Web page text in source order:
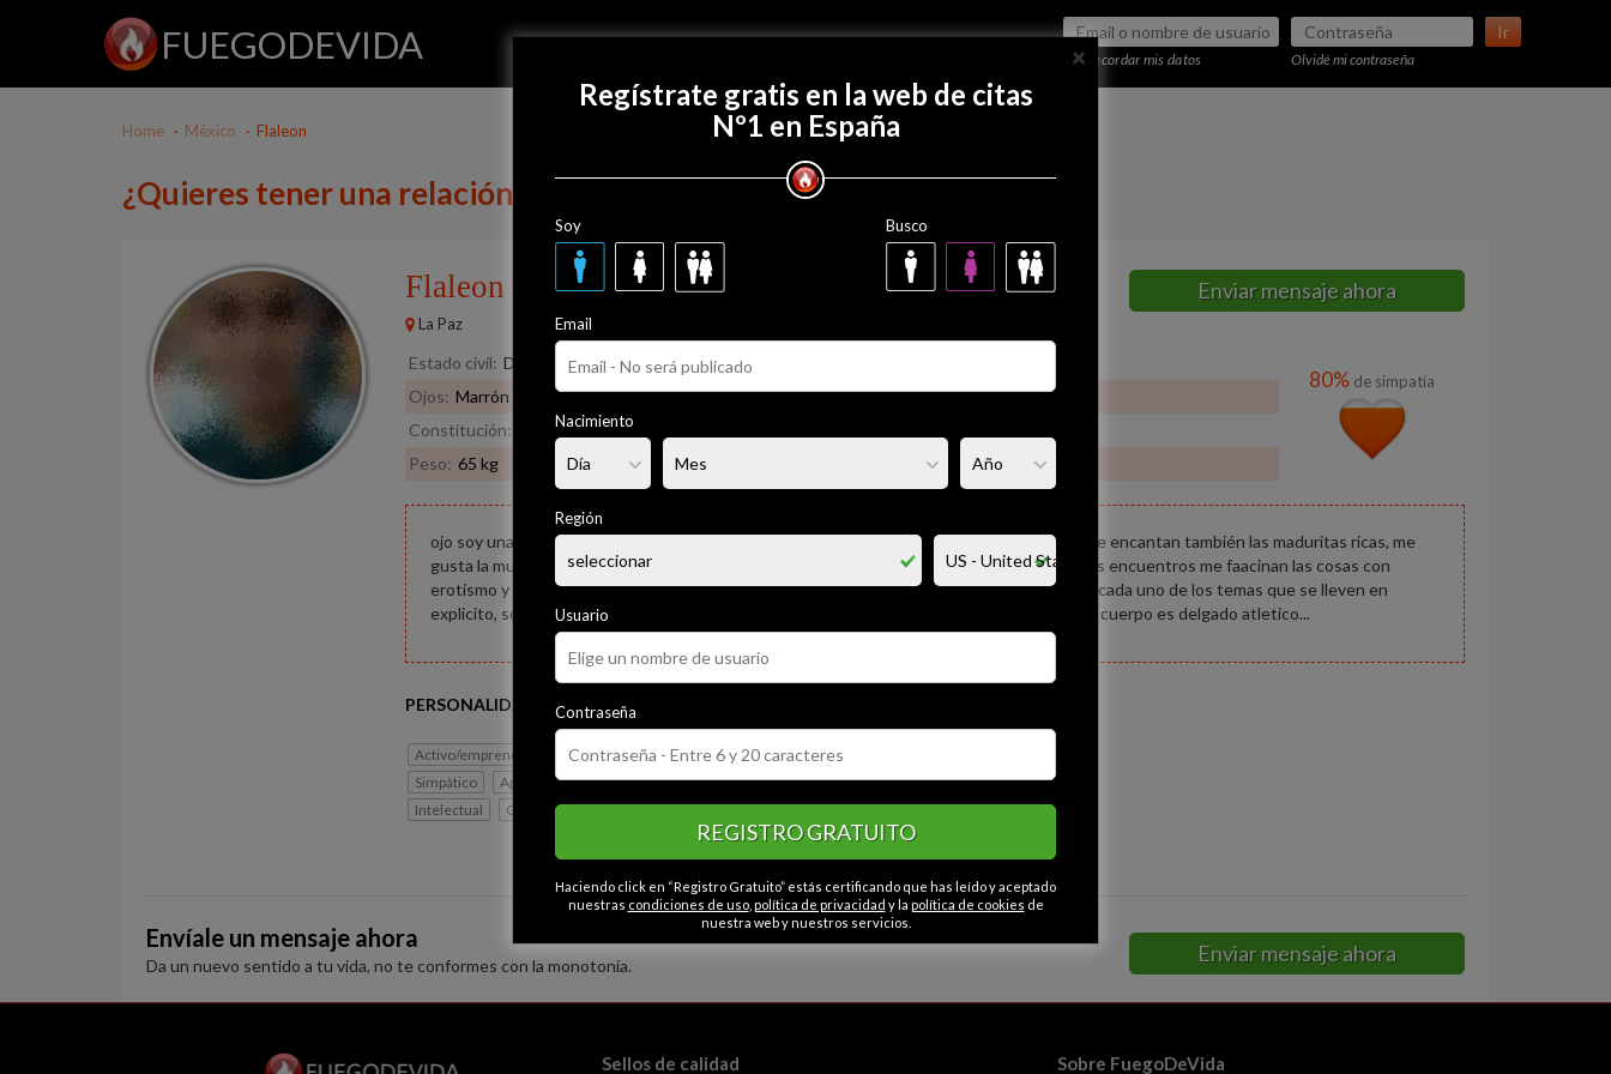
FUEGODEVIDA Ir
Recordar mis datos Olvidé mi contraseña
Regístrate gratis
Home México Flaleon
¿Quieres tener una relación con Flaleon?
Flaleon
34 años
La Paz
Enviar mensaje ahora
Estado civil: Divorciado
Ojos: Marrón Pelo: Castaño
Constitución:
Normal
Peso: 65 kg
80% de simpatía
ojo soy una persona sencilla. muy tranquila me gusta las mujeres jóvenes y voluptuosas, me encantan también las maduritas ricas, me
gusta la musica he la interaccion con mujeres me gusta bailar en lo especial. en cuanto a los encuentros me faacinan las cosas con
erotismo y cachondeo. soy una persona emprendedora que me gusta ser abierto al hablar cada uno de los temas que se lleven en
explicito, soy muy alegre me gusta ser carismatico por el igual. soy delgado mido 1.75cm el cuerpo es delgado atletico...
PERSONALIDAD
Activo/emprendedor Alegre Tranquilo Cariñoso
Educado
Simpático
Apasionado Romántico Seguro Espontáneo
Abierto
Intelectual
Generoso Honesto Gracioso Caballeroso
Envíale un mensaje ahora
Da un nuevo sentido a tu vida, no te conformes con la monotonía. Enviar mensaje ahora
×
Regístrate gratis en la web de citas
Nº1 en España
Soy Busco
Email
Nacimiento
Región
Usuario
Contraseña
REGISTRO GRATUITO
Haciendo click en “Registro Gratuito” estás certificando que has leído y aceptado
nuestras condiciones de uso, política de privacidad y la política de cookies de
nuestra web y nuestros servicios.
Sellos de calidad Sobre FuegoDeVida